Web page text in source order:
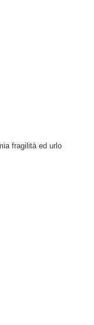
fragilità ed urlo